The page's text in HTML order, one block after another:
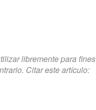
libremente para fines
Citar este artículo: